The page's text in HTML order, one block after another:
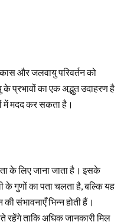
और जलवायु परिवर्तन को
प्रभावों का एक अद्भुत उदाहरण है
में मदद कर सकता है।
के लिए जाना जाता है। इसके
के गुणों का पता चलता है, बल्कि यह
संभावनाएँ भिन्न होती हैं।
रहेंगे ताकि अधिक जानकारी मिल